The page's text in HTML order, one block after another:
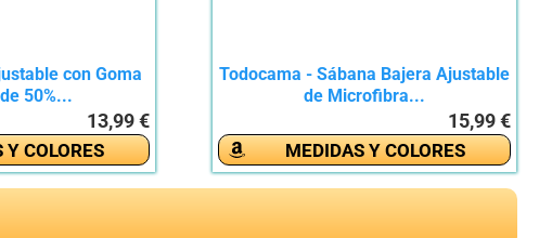
con Goma
50%...
13,99 €
Y COLORES
Todocama - Sábana Bajera Ajustable
de Microfibra...
15,99 €
MEDIDAS Y COLORES